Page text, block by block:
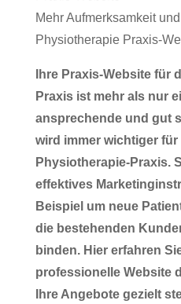
Mehr Aufmerksamkeit
Physiotherapie Praxis-
Ihre Praxis-Website für
Praxis ist mehr als nur
ansprechende und gut
wird immer wichtiger
Physiotherapie-Praxis.
effektives
Beispiel um neue
die bestehenden
binden. Hier erfahren
professionelle Website
Ihre Angebote gezielt